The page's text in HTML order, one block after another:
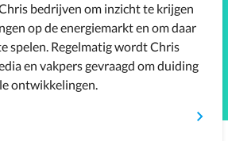
bedrijven om inzicht te krijgen
op de energiemarkt en om daar
spelen. Regelmatig wordt Chris
en vakpers gevraagd om duiding
ontwikkelingen.